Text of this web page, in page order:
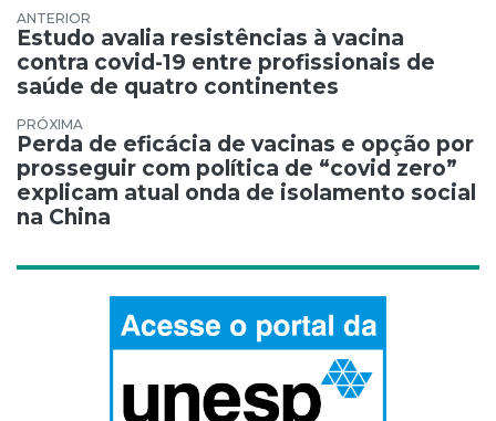
Navegação de Post
Estudo avalia resistências à vacina
contra covid-19 entre profissionais de
saúde de quatro continentes
Perda de eficácia de vacinas e opção por
prosseguir com política de “covid zero”
explicam atual onda de isolamento social
na China